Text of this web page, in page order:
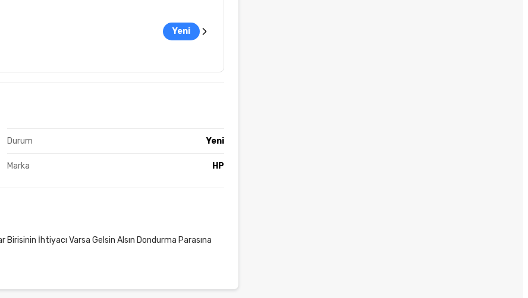
Yeni
Durum Yeni
Marka HP
Birisinin İhtiyacı Varsa Gelsin Alsın Dondurma Parasına